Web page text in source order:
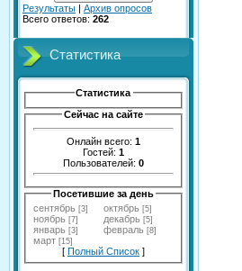
Результаты | Архив опросов
Всего ответов: 262
Статистика
Статистика
Сейчас на сайте
Онлайн всего: 1
Гостей: 1
Пользователей: 0
Посетившие за день
сентябрь [3] октябрь [5]
ноябрь [7] декабрь [5]
январь [3] февраль [8]
март [15]
[ Полный Список ]